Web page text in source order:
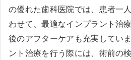
の優れた歯科医院では、患者一
わせて、最適なインプラント治
後のアフターケアも充実してい
ント治療を行う際には、術前の